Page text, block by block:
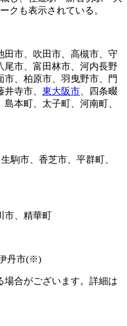
田市、吹田市、高槻市、守
尾市、富田林市、河内長野
市、柏原市、羽曳野市、門
寺市、 東大阪市 、四条畷
本町、太子町、河南町、
駒市、香芝市、平群町、
市、精華町
丹市(※)
合がございます。詳細は